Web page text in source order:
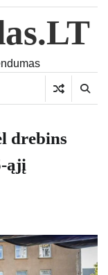
drebins
ąjį